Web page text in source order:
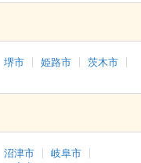
堺市 姫路市
茨木市
沼津市
岐阜市